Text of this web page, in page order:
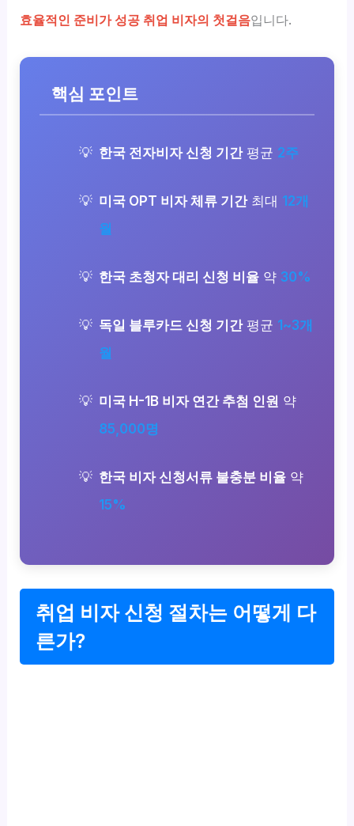
효율적인 준비가 성공 취업 비자의 첫걸음입니다.
핵심 포인트
한국 전자비자 신청 기간평균 2주
미국 OPT 비자 체류 기간최대 12개
월
한국 초청자 대리 신청 비율약 30%
독일 블루카드 신청 기간평균 1~3개
월
미국 H-1B 비자 연간 추첨 인원 약
85,000명
한국 비자 신청서류 불충분 비율약
15%
취업 비자 신청 절차는 어떻게 다
른가?